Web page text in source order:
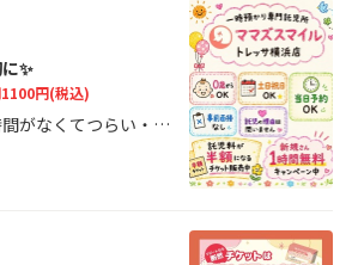
✨
円(税込)
育児中ホッとできる時間がなくてつらい・・・ 体調崩しているのに我慢しなきゃ・・・ そんなときはママズスマイルへ★ リフレッシュ・休息に お気軽にご利用ください☆自分時間を大切にしましょう！ チケットの購入で1時間あたり1100円～ご利用できます！ 会員登録ご予約はWEBサイトから＾＾ 急な預かり、変更、キャンセルもOK！